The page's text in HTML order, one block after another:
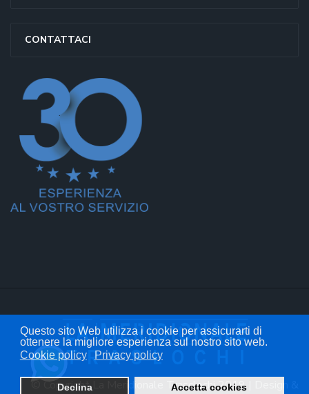
Questo sito Web utilizza i cookie per assicurarti di
ottenere la migliore esperienza sul nostro sito web.
Cookie policy
Privacy policy
Declina Accetta cookies
CONTATTACI
© Copyright La Meridionale Trasclochi 2019 | Design &